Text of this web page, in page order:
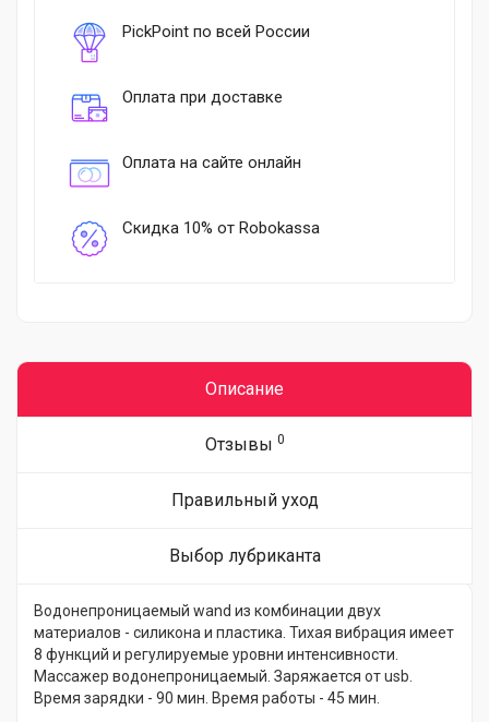
PickPoint по всей России
Оплата при доставке
Оплата на сайте онлайн
Скидка 10% от Robokassa
Описание
Отзывы 0
Правильный уход
Выбор лубриканта
Водонепроницаемый wand из комбинации двух
материалов - силикона и пластика. Тихая вибрация имеет
8 функций и регулируемые уровни интенсивности.
Массажер водонепроницаемый. Заряжается от usb.
Время зарядки - 90 мин. Время работы - 45 мин.